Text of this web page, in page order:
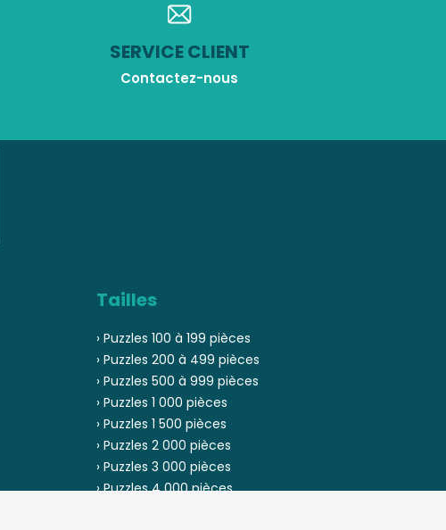
SERVICE CLIENT
Contactez-nous
Tailles
› Puzzles 100 à 199 pièces
› Puzzles 200 à 499 pièces
› Puzzles 500 à 999 pièces
› Puzzles 1 000 pièces
› Puzzles 1 500 pièces
› Puzzles 2 000 pièces
› Puzzles 3 000 pièces
› Puzzles 4 000 pièces